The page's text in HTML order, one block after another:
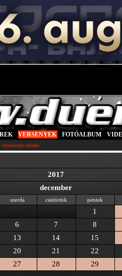
VERSENYEK FOTÓALBUM
versenyinfo küldés
2017
december
szerda csütörtök péntek
1
6 7
8
13 14
15
20 21
22
27 28 29